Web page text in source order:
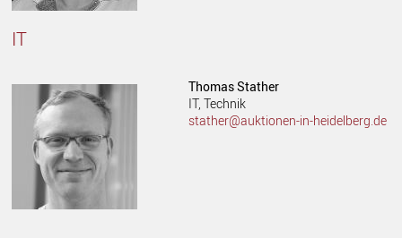
IT
Thomas Stather
IT, Technik
stather@auktionen-in-heidelberg.de